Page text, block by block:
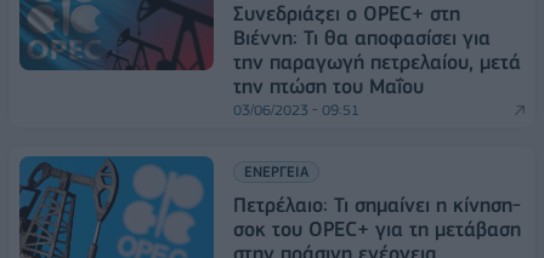
Συνεδριάζει ο OPEC+ στη
Βιέννη: Τι θα αποφασίσει για
την παραγωγή πετρελαίου, μετά
την πτώση του Μαΐου
03/06/2023 - 09:51
ΕΝΕΡΓΕΙΑ
Πετρέλαιο: Τι σημαίνει η κίνηση-
σοκ του OPEC+ για τη μετάβαση